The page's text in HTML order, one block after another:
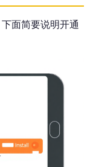
面简要说明开通